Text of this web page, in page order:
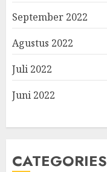
September 2022
Agustus 2022
Juli 2022
Juni 2022
CATEGORIES